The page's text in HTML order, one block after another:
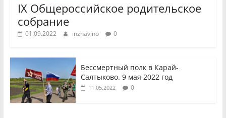
IX Общероссийское родительское
собрание
01.09.2022 inzhavino 0
Бессмертный полк в Карай-
Салтыково. 9 мая 2022 год
11.05.2022 0